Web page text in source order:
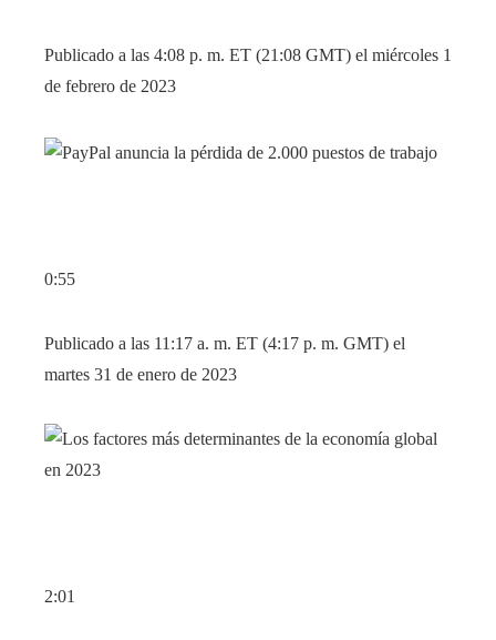
Publicado a las 4:08 p. m. ET (21:08 GMT) el miércoles 1
de febrero de 2023
0:55
Publicado a las 11:17 a. m. ET (4:17 p. m. GMT) el
martes 31 de enero de 2023
2:01